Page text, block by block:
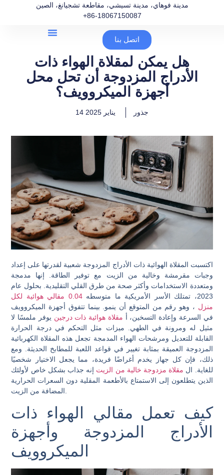
مدينة فوهاي، مدينة تسيشي، مقاطعة تشجيانغ، الصين
+86-18067150087
اتصل بنا
هل يمكن لمقلاة الهواء ذات
الأدراج المزدوجة أن تحل محل
أجهزة الميكروويف؟
جذور
اكتسبت المقلاة الهوائية ذات الأدراج المزدوجة شعبية لقدرتها على إعداد
وجبات مقرمشة وخالية من الزيت مع توفير الطاقة. إنها مدمجة
ومتعددة الاستخدامات وأكثر صحة من طرق القلي التقليدية. بحلول عام
2023، تمتلك الأسر الأمريكية ما متوسطه
0.04 مقالي هوائية لكل
منزل ، وهو رقم من المتوقع أن ينمو. بينما تتفوق أجهزة الميكروويف
في السرعة وإعادة التسخين، أ مقلاة هوائية ذات درجين يوفر ملمسًا لا
مثيل له ومرونة في الطهي. ميزات مثل التحكم في درجة الحرارة
القابلة للتعديل ومرشحات الهواء المدمجة تجعل هذه المقلاة الكهربائية
المزدوجة العميقة بمثابة تغيير في قواعد اللعبة للمطابخ الحديثة. ومع
ذلك، فإن كل جهاز يخدم أغراضًا فريدة، مما يجعل الاختيار شخصيًا
للغاية. ال مقلاة مزدوجة خالية من الزيت إنه جذاب بشكل خاص لأولئك
الذين يتطلعون إلى الاستمتاع بالأطعمة المقلية دون السعرات الحرارية
كيف تعمل مقالي الهواء ذات
الأدراج المزدوجة وأجهزة
الميكروويف